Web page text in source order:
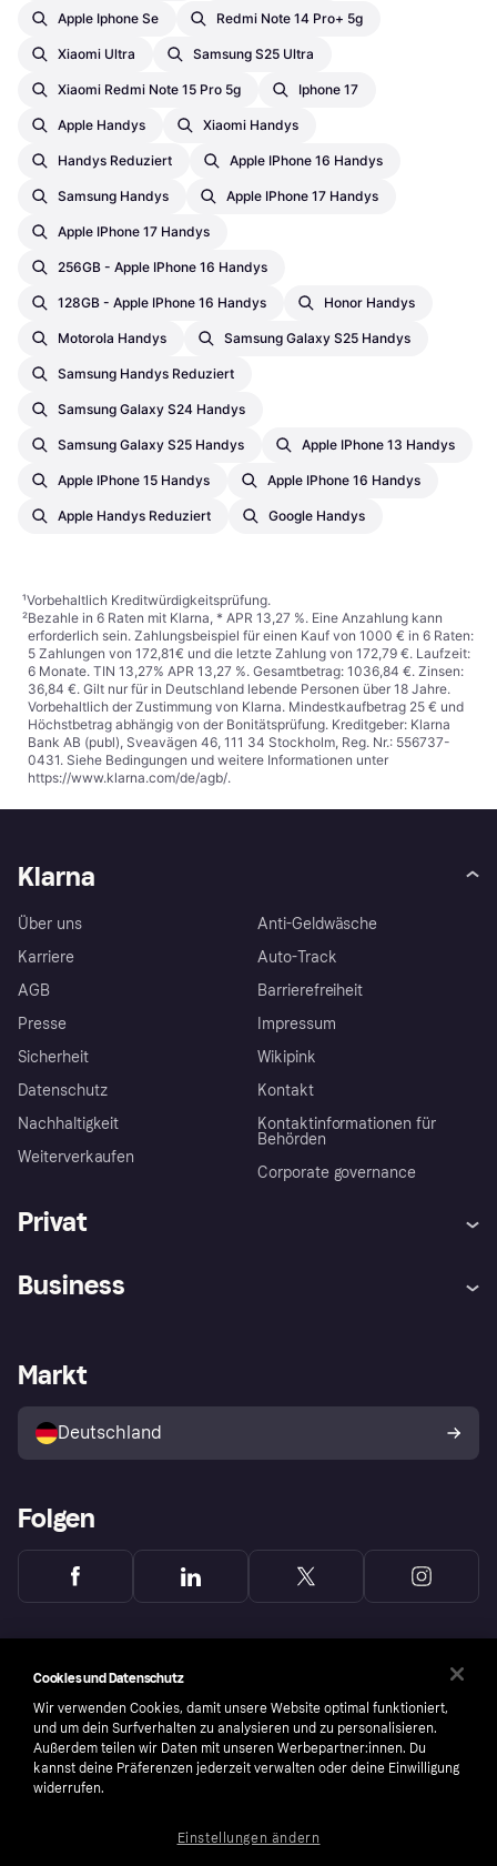
Apple Iphone Se Redmi Note 14 Pro+ 5g
Xiaomi Ultra Samsung S25 Ultra
Xiaomi Redmi Note 15 Pro 5g Iphone 17
Apple Handys Xiaomi Handys
Handys Reduziert Apple IPhone 16 Handys
Samsung Handys Apple IPhone 17 Handys
Apple IPhone 17 Handys
256GB - Apple IPhone 16 Handys
128GB - Apple IPhone 16 Handys Honor Handys
Motorola Handys Samsung Galaxy S25 Handys
Samsung Handys Reduziert
Samsung Galaxy S24 Handys
Samsung Galaxy S25 Handys Apple IPhone 13 Handys
Apple IPhone 15 Handys Apple IPhone 16 Handys
Apple Handys Reduziert Google Handys
¹Vorbehaltlich Kreditwürdigkeitsprüfung.
²Bezahle in 6 Raten mit Klarna, * APR 13,27 %. Eine Anzahlung kann
erforderlich sein. Zahlungsbeispiel für einen Kauf von 1000 € in 6 Raten:
5 Zahlungen von 172,81€ und die letzte Zahlung von 172,79 €. Laufzeit:
6 Monate. TIN 13,27% APR 13,27 %. Gesamtbetrag: 1036,84 €. Zinsen:
36,84 €. Gilt nur für in Deutschland lebende Personen über 18 Jahre.
Vorbehaltlich der Zustimmung von Klarna. Mindestkaufbetrag 25 € und
Höchstbetrag abhängig von der Bonitätsprüfung. Kreditgeber: Klarna
Bank AB (publ), Sveavägen 46, 111 34 Stockholm, Reg. Nr.: 556737-
0431. Siehe Bedingungen und weitere Informationen unter
https://www.klarna.com/de/agb/.
Klarna
Über uns
Karriere
AGB
Presse
Sicherheit
Datenschutz
Nachhaltigkeit
Weiterverkaufen
Anti-Geldwäsche
Auto-Track
Barrierefreiheit
Impressum
Wikipink
Kontakt
Kontaktinformationen für
Behörden
Corporate governance
Privat
Klarna App
Shops entdecken
Käuferschutzrichtlinie
Dein Widerrufsrecht
Business
Händlerportal
Markt
Deutschland
Folgen
Cookies und Datenschutz
Wir verwenden Cookies, damit unsere Website optimal funktioniert,
und um dein Surfverhalten zu analysieren und zu personalisieren.
Außerdem teilen wir Daten mit unseren Werbepartner:innen. Du
kannst deine Präferenzen jederzeit verwalten oder deine Einwilligung
widerrufen.
Einstellungen ändern